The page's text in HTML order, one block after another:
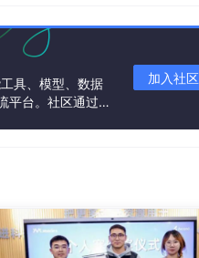
具、模型、数据
平台。社区通过理
加入社区